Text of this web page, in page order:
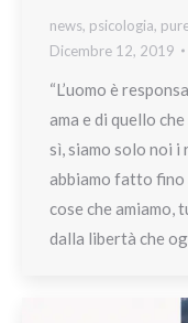
news, psicologia,
Dicembre 12, 2019
“L’uomo è
ama e di quello
sì, siamo solo noi
abbiamo fatto fino
cose che amiamo,
dalla libertà che